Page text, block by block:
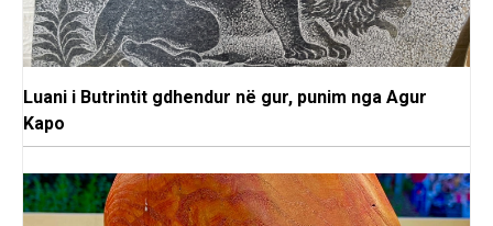
Luani i Butrintit gdhendur në gur, punim nga Agur
Kapo